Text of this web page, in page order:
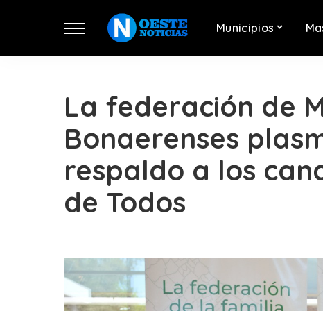
Municipios
La federación de
Bonaerenses
respaldo a los
de Todos